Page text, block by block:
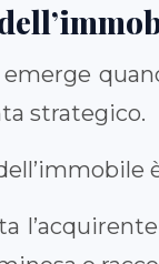
strategico.